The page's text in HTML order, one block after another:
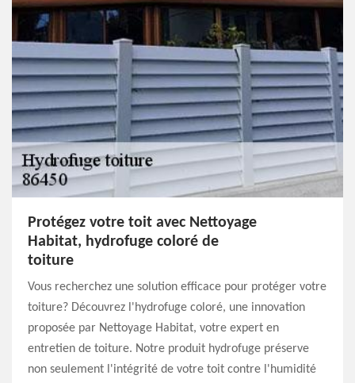
Protégez votre toit avec Nettoyage
Habitat, hydrofuge coloré de
toiture
Vous recherchez une solution efficace pour protéger votre
toiture? Découvrez l'hydrofuge coloré, une innovation
proposée par Nettoyage Habitat, votre expert en
entretien de toiture. Notre produit hydrofuge préserve
non seulement l'intégrité de votre toit contre l'humidité